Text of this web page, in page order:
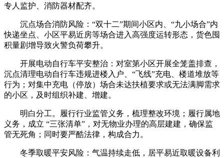
专人监护、消防器材配齐。
沉点场合消防风险：“双十二”期间小区内、“九小场合”内
快递坐点、小区平易近房等场合进入高强度运转形态，货色囤
积量剧增导致火警负荷攀升。
开展电动自行车平安整治：对室第小区开展全笼盖排查，
沉点清理电动自行车违规进楼入户、“飞线”充电、楼道堆放等
行为；对集中充电（停放）场合未达扶植要求或无法满脚需求
的小区，及时组织补建、增建。
明白分工。履行行业监管义务，梳理整改环境；履行属地
义务，成立 “三张清单”，对无物业办理的高层建建，确保监
管无死角；同时要严酷法律，构成合力。
冬季取暖平安风险：气温持续走低，居平易近取暖设备利